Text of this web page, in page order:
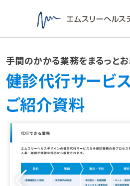
手間のかかる業務をまるっと
健診代行サービ
ご紹介資料